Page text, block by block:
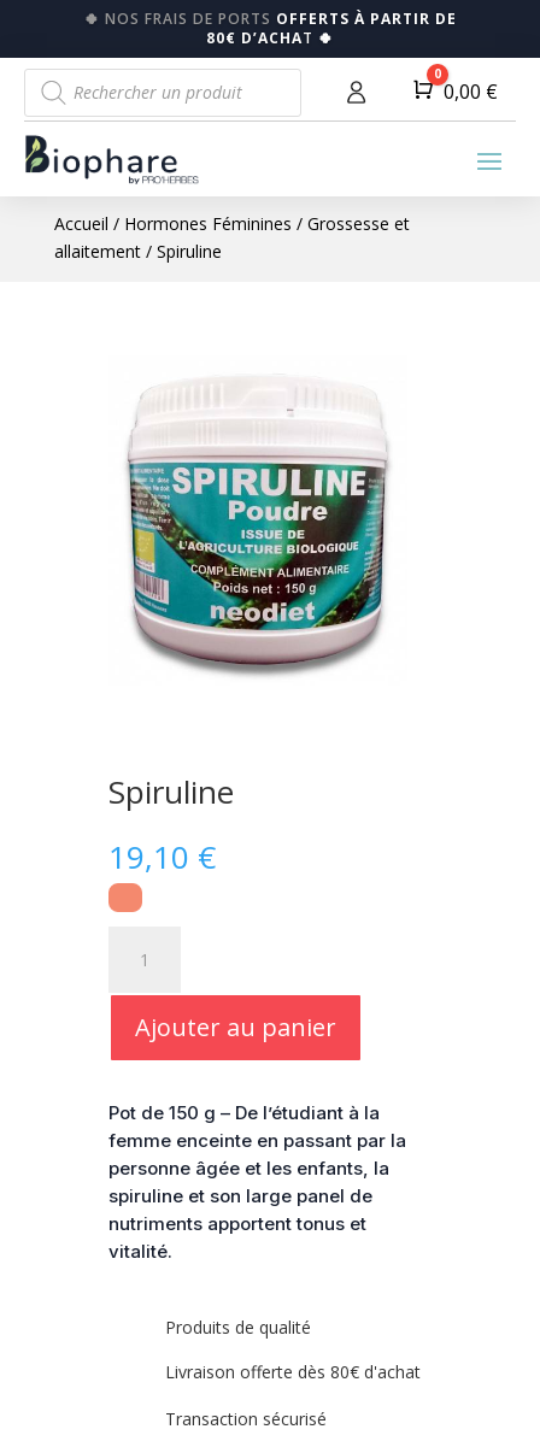
🍀 NOS FRAIS DE PORTS OFFERTS À PARTIR DE
80€ D’ACHAT 🍀
Recherche
de
produits
Panier
0
0,00 €
Accueil / Hormones Féminines / Grossesse et
allaitement/ Spiruline
Spiruline
19,10 €
Spiruline
Ajouter au panier
Pot de 150 g – De l’étudiant à la
femme enceinte en passant par la
personne âgée et les enfants, la
spiruline et son large panel de
nutriments apportent tonus et
vitalité.
Produits de qualité
Livraison offerte dès 80€ d'achat
Transaction sécurisé